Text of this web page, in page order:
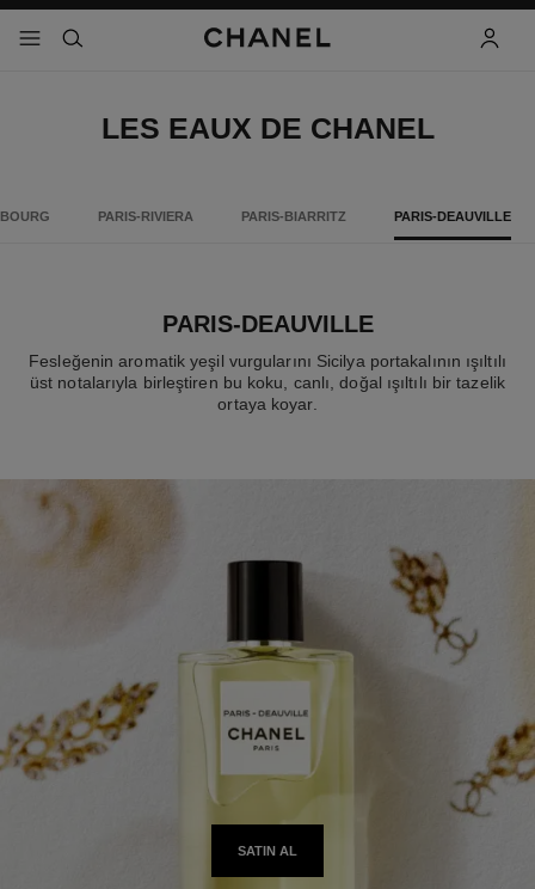
menü - ana gezinti
- ana gezinti menüsü
arama hesap
LES EAUX DE CHANEL
PARIS-RIVIERA PARIS-BIARRITZ PARIS-DEAUVILLE
PARIS-DEAUVILLE
Fesleğenin aromatik yeşil vurgularını Sicilya portakalının ışıltılı
üst notalarıyla birleştiren bu koku, canlı, doğal ışıltılı bir tazelik
ortaya koyar.
SATIN AL